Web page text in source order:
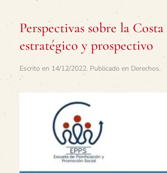
Perspectivas sobre la
estratégico y prospectivo
Escrito en 14/12/2022. Publicado en Derechos.